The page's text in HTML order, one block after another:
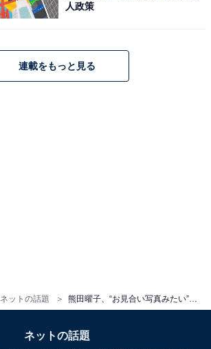
ネットの話題
人政策
連載をもっと見る
ネットの話題